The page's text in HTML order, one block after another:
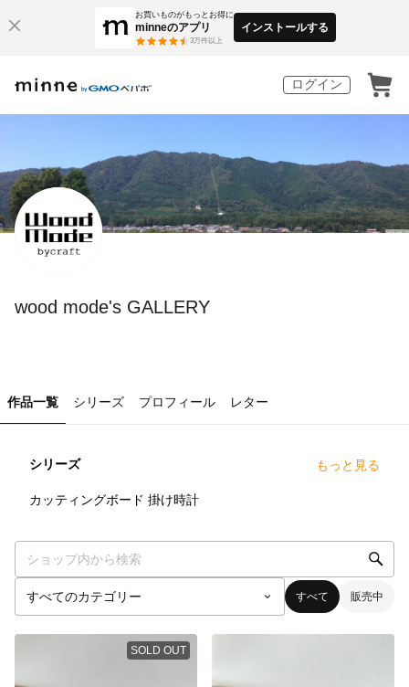
お買いものがもっとお得に
minneのアプリ
3万件以上
インストールする
ログイン
wood mode's GALLERY
作品一覧 シリーズ プロフィール レター
シリーズ もっと見る
カッティングボード 掛け時計
すべて 販売中
SOLD OUT